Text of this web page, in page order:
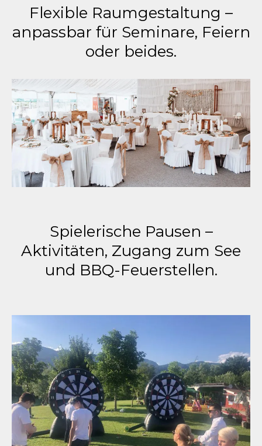
Flexible Raumgestaltung –
anpassbar für Seminare, Feiern
oder beides.
Spielerische Pausen –
Aktivitäten, Zugang zum See
und BBQ-Feuerstellen.